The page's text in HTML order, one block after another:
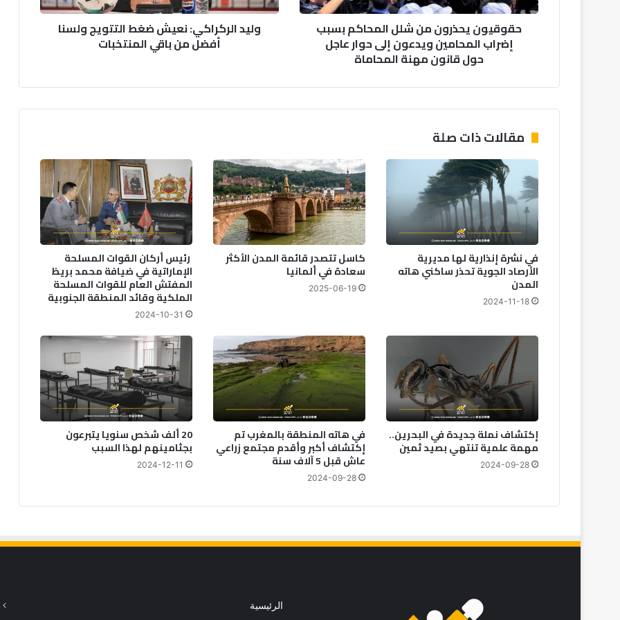
ويدعون
قانون
حقوقيون يحذرون من شلل المحاكم بسبب
إضراب المحامين ويدعون إلى حوار عاجل
حول قانون مهنة المحاماة
باقي
المنتخباتوليد الركراكي: نعيش ضغط التتويج ولسنا
أفضل من باقي المنتخبات
مقالات ذات صلة
في نشرة إنذارية لها مديرية
الأرصاد الجوية تحذر ساكني هاته
المدن
2024-11-18
كاسل تتصدر قائمة المدن الأكثر
سعادة في ألمانيا
2025-06-19
رئيس أركان القوات المسلحة
الإماراتية في ضيافة محمد بريظ
المفتش العام للقوات المسلحة
الملكية وقائد المنطقة الجنوبية
2024-10-31
إكتشاف نملة جديدة في البحرين..
مهمة علمية تنتهي بصيد ثمين
2024-09-28
في هاته المنطقة بالمغرب تم
إكتشاف أكبر وأقدم مجتمع زراعي
عاش قبل 5 آلاف سنة
2024-09-28
20 ألف شخص سنويا يتبرعون
بجثامينهم لهذا السبب
2024-12-11
الرئيسية